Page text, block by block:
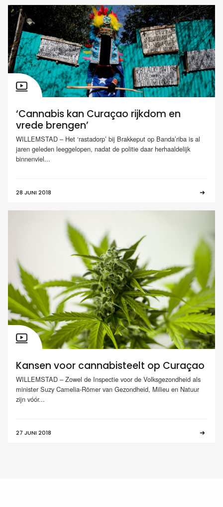
‘Cannabis kan Curaçao rijkdom en
vrede brengen’
WILLEMSTAD – Het ‘rastadorp’ bij Brakkeput op Banda’riba is al
jaren geleden leeggelopen, nadat de politie daar herhaaldelijk
binnenviel...
28 JUNI 2018
Kansen voor cannabisteelt op Curaçao
WILLEMSTAD – Zowel de Inspectie voor de Volksgezondheid als
minister Suzy Camelia-Römer van Gezondheid, Milieu en Natuur
zijn vóór...
27 JUNI 2018